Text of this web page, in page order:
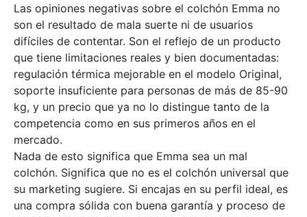
Las opiniones negativas sobre el colchón Emma no
son el resultado de mala suerte ni de usuarios
difíciles de contentar. Son el reflejo de un producto
que tiene limitaciones reales y bien documentadas:
regulación térmica mejorable en el modelo Original,
soporte insuficiente para personas de más de 85-90
kg, y un precio que ya no lo distingue tanto de la
competencia como en sus primeros años en el
mercado.
Nada de esto significa que Emma sea un mal
colchón. Significa que no es el colchón universal que
su marketing sugiere. Si encajas en su perfil ideal, es
una compra sólida con buena garantía y proceso de